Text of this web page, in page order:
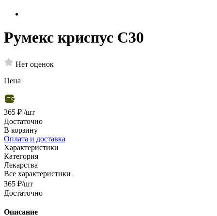
Румекс криспус С30
Нет оценок
Цена
365 ₽ /шт
Достаточно
В корзину
Оплата и доставка
Характеристики
Категория
Лекарства
Все характеристики
365 ₽/шт
Достаточно
Описание